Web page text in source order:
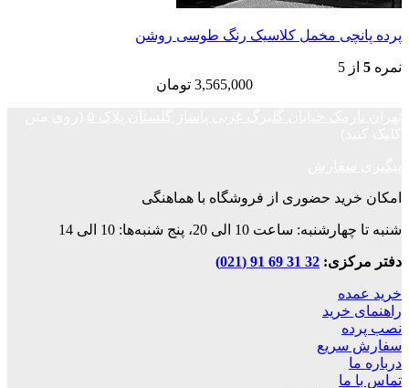
مخمل کلاسیک رنگ طوسی روشن
تومان
حضوری از فروشگاه با هماهنگی
10 الی 20، پنج شنبه‌ها: 10 الی 14
32 31 69 91 (021)